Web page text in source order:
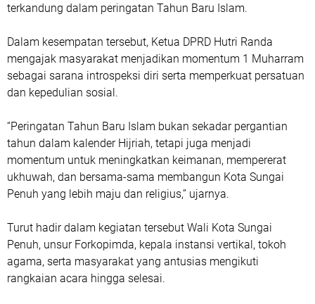
terkandung dalam peringatan Tahun Baru Islam.
Dalam kesempatan tersebut, Ketua DPRD Hutri Randa
mengajak masyarakat menjadikan momentum 1 Muharram
sebagai sarana introspeksi diri serta memperkuat persatuan
dan kepedulian sosial.
“Peringatan Tahun Baru Islam bukan sekadar pergantian
tahun dalam kalender Hijriah, tetapi juga menjadi
momentum untuk meningkatkan keimanan, mempererat
ukhuwah, dan bersama-sama membangun Kota Sungai
Penuh yang lebih maju dan religius,” ujarnya.
Turut hadir dalam kegiatan tersebut Wali Kota Sungai
Penuh, unsur Forkopimda, kepala instansi vertikal, tokoh
agama, serta masyarakat yang antusias mengikuti
rangkaian acara hingga selesai.